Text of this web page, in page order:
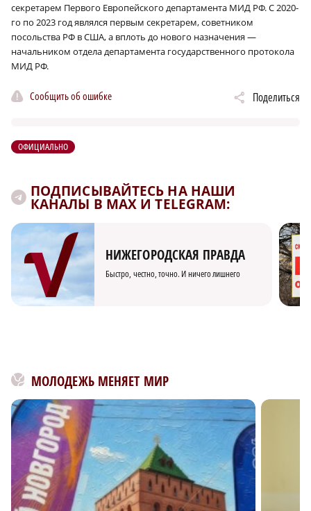
секретарем Первого Европейского департамента МИД РФ. С 2020-
го по 2023 год являлся первым секретарем, советником
посольства РФ в США, а вплоть до нового назначения —
начальником отдела департамента государственного протокола
МИД РФ.
Сообщить об ошибке Поделиться
ОФИЦИАЛЬНО
ПОДПИСЫВАЙТЕСЬ НА НАШИ
КАНАЛЫ В MAX И TELEGRAM:
НИЖЕГОРОДСКАЯ ПРАВДА
Быстро, честно, точно. И ничего лишнего
МОЛОДЕЖЬ МЕНЯЕТ МИР